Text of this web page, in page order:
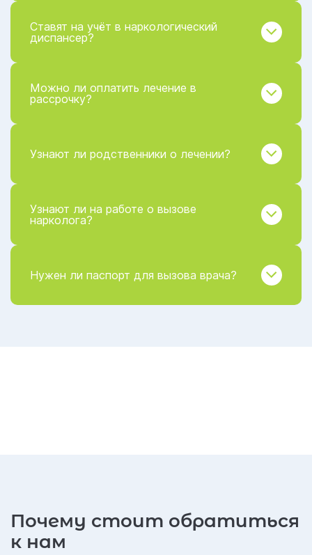
Ставят на учёт в наркологический
диспансер?
Можно ли оплатить лечение в
рассрочку?
Узнают ли родственники о лечении?
Узнают ли на работе о вызове
нарколога?
Нужен ли паспорт для вызова врача?
Почему стоит обратиться
к нам